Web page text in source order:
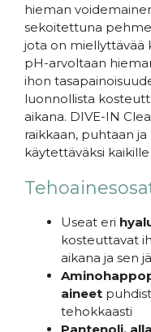
hieman
sekoitettuna
jota on miellyttävää
pH-arvoltaan
ihon
luonnollista
aikana. DIVE-IN
raikkaan, puhtaan
käytettäväksi
Useat eri
kosteuttavat
aikana ja sen
aineet
tehokkaasti